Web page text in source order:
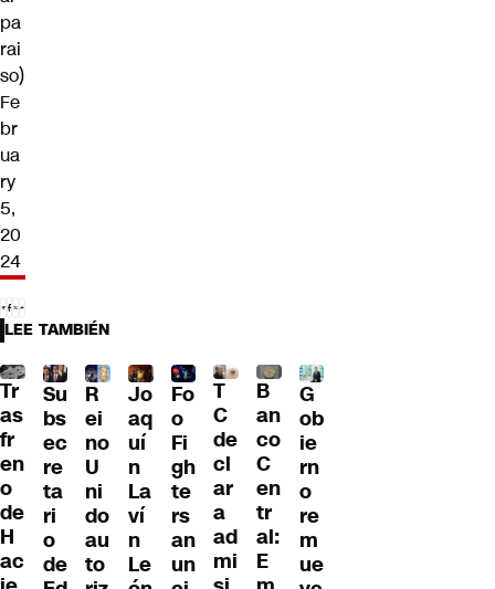
pa
rai
so)
Fe
br
ua
ry
5,
20
24
LEE TAMBIÉN
Tr
as
fr
en
o
de
H
ac
Su
bs
ec
re
ta
ri
o
de
R
ei
no
U
ni
do
au
to
Jo
aq
uí
n
La
ví
n
Le
Fo
o
Fi
gh
te
rs
an
un
T
C
de
cl
ar
a
ad
mi
B
an
co
C
en
tr
al:
E
G
ob
ie
rn
o
re
m
ue